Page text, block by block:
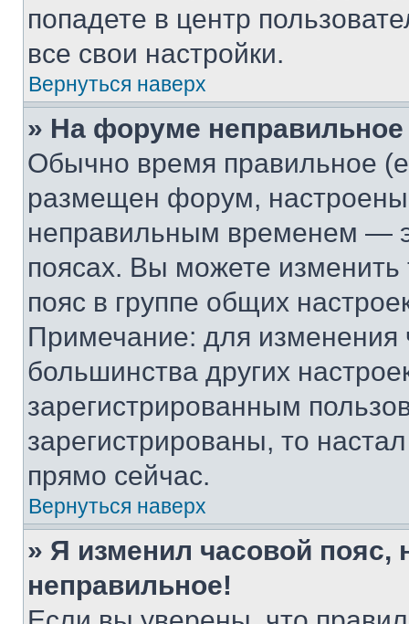
попадете в центр
все свои настройки.
Вернуться наверх
» На форуме
Обычно время правильное
размещен форум, настроены
неправильным временем —
поясах. Вы можете изменить
пояс в группе общих
Примечание: для изменения
большинства других
зарегистрированным
зарегистрированы, то
прямо сейчас.
Вернуться наверх
» Я изменил часовой пояс,
неправильное!